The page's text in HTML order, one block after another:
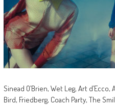
Sinead O’Brien, Wet Leg, Art
Bird, Friedberg, Coach Party, The